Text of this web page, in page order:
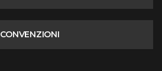
CONVENZIONI